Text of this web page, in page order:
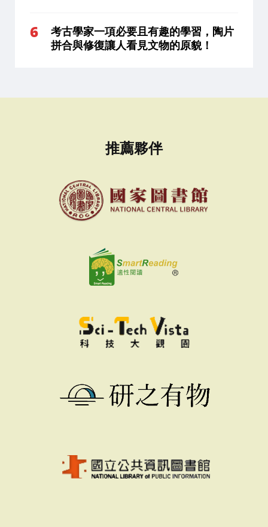
考古學家一項必要且有趣的學習，陶片
拼合與修復讓人看見文物的原貌！
推薦夥伴